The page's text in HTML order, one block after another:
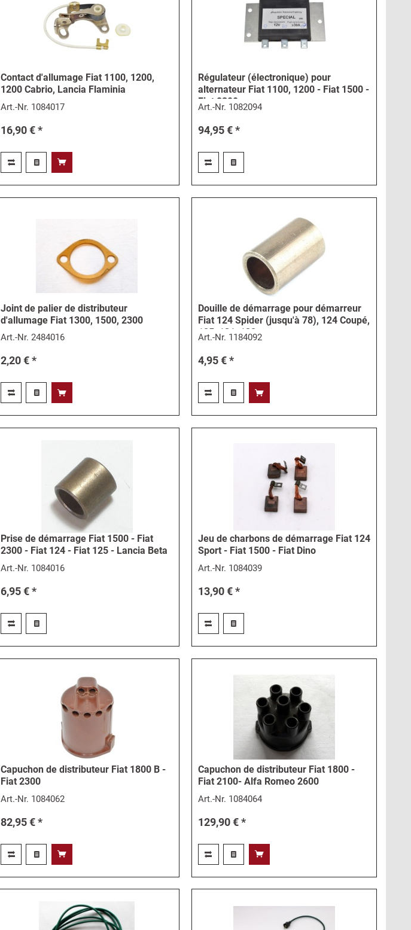
Contact d'allumage Fiat 1100, 1200,
1200 Cabrio, Lancia Flaminia
Art.-Nr. 1084017
16,90 € *
Régulateur (électronique) pour
alternateur Fiat 1100, 1200 - Fiat 1500 -
Fiat 2300
Art.-Nr. 1082094
94,95 € *
Joint de palier de distributeur
d'allumage Fiat 1300, 1500, 2300
Art.-Nr.2484016
2,20 € *
Douille de démarrage pour démarreur
Fiat 124 Spider (jusqu'à 78), 124 Coupé,
125, 131, 132,...
Art.-Nr. 1184092
4,95 € *
Prise de démarrage Fiat 1500 - Fiat
2300 - Fiat 124 - Fiat 125 - Lancia Beta
Art.-Nr. 1084016
6,95 € *
Jeu de charbons de démarrage Fiat 124
Sport - Fiat 1500 - Fiat Dino
Art.-Nr. 1084039
13,90 € *
Capuchon de distributeur Fiat 1800 B -
Fiat 2300
Art.-Nr. 1084062
82,95 € *
Capuchon de distributeur Fiat 1800 -
Fiat 2100- Alfa Romeo 2600
Art.-Nr. 1084064
129,90 € *